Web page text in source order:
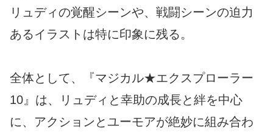
リュディの覚醒シーンや、戦闘シーンの迫力
あるイラストは特に印象に残る。
全体として、『マジカル★エクスプローラー
10』は、リュディと幸助の成長と絆を中心
に、アクションとユーモアが絶妙に組み合わ